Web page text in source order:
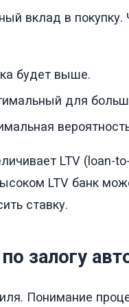
вклад в
будет выше.
для
LTV (loan-
LTV банк
ставку.
залогу
Понимание